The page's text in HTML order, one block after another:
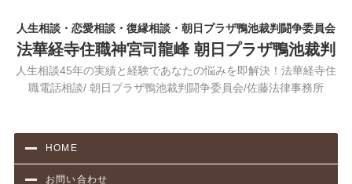
人生相談・恋愛相談・復縁相談・朝日プラザ鴨池裁判闘争委員会
法華経寺住職神宮司龍峰 朝日プラザ鴨池裁判
人生相談45年の実績と経験であなたの悩みを即解決！法華経寺住
職電話相談/ 朝日プラザ鴨池裁判闘争委員会/佐藤法律事務所
HOME
お問い合わせ